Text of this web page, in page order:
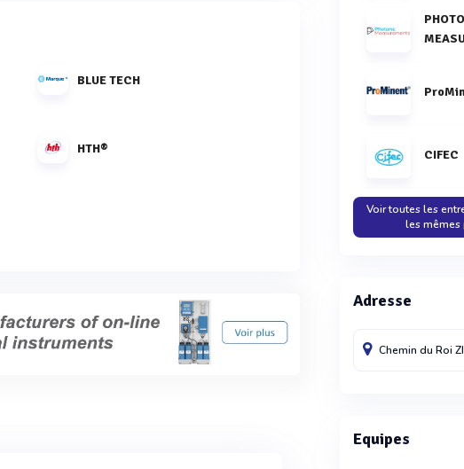
BLUE TECH
HTH® CIFEC
Voir toutes les
les
Adresse
Chemin du Roi
Equipes